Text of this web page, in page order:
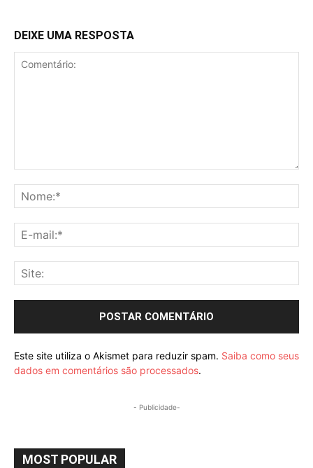
DEIXE UMA RESPOSTA
Este site utiliza o Akismet para reduzir spam. Saiba como seus
dados em comentários são processados.
- Publicidade-
MOST POPULAR